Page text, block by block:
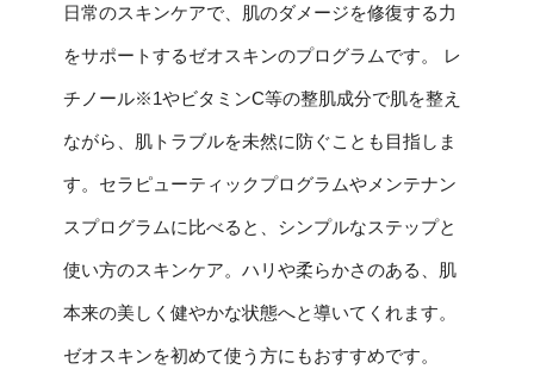
日常のスキンケアで、肌のダメージを修復する力
をサポートするゼオスキンのプログラムです。 レ
チノール※1やビタミンC等の整肌成分で肌を整え
ながら、肌トラブルを未然に防ぐことも目指しま
す。セラピューティックプログラムやメンテナン
スプログラムに比べると、シンプルなステップと
使い方のスキンケア。ハリや柔らかさのある、肌
本来の美しく健やかな状態へと導いてくれます。
ゼオスキンを初めて使う方にもおすすめです。